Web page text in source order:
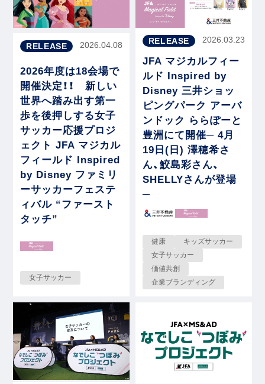
RELEASE 2026.04.08
2026年度は18会場で
開催決定！！ 新しい
世界へ踏み出す第一
歩を後押しする女子
サッカー応援プロジ
ェクト JFA マジカル
フィールド Inspired
by Disney ファミリ
ーサッカーフェステ
ィバル “ファースト
タッチ”
女子サッカー
RELEASE 2026.03.23
JFA マジカルフィー
ルド Inspired by
Disney 三井ショッ
ピングパーク アーバ
ンドック ららぽーと
豊洲にて開催─ 4月
19日(日) 澤穂希さ
ん、鮫島彩さん、
SHELLYさんが登場
─
健康
キッズサッカー
女子サッカー
価値共創
企業ブランディング